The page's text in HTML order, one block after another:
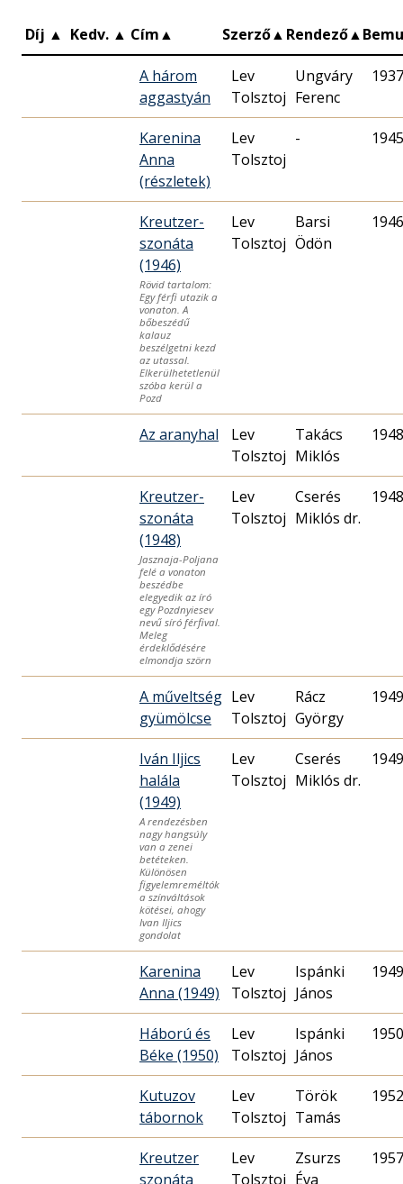
Díj ▲ Kedv. ▲ Cím▲ Szerző▲ Rendező▲
A három
aggastyán
Lev
Tolsztoj
Ungváry
Ferenc
Karenina
Anna
(részletek)
Lev
Tolsztoj
-
Kreutzer-
szonáta
(1946)
Rövid tartalom:
Egy férfi utazik a
vonaton. A
bőbeszédű
kalauz
beszélgetni kezd
az utassal.
Elkerülhetetlenül
szóba kerül a
Pozd
Lev
Tolsztoj
Barsi
Ödön
Az aranyhal
Lev
Tolsztoj
Takács
Miklós
Kreutzer-
szonáta
(1948)
Jasznaja-Poljana
felé a vonaton
beszédbe
elegyedik az író
egy Pozdnyiesev
nevű síró férfival.
Meleg
érdeklődésére
elmondja szörn
Lev
Tolsztoj
Cserés
Miklós dr.
A műveltség
gyümölcse
Lev
Tolsztoj
Rácz
György
Iván Iljics
halála
(1949)
A rendezésben
nagy hangsúly
van a zenei
betéteken.
Különösen
figyelemreméltók
a színváltások
kötései, ahogy
Ivan Iljics
gondolat
Lev
Tolsztoj
Cserés
Miklós dr.
Karenina
Anna (1949)
Lev
Tolsztoj
Ispánki
János
Háború és
Béke (1950)
Lev
Tolsztoj
Ispánki
János
Kutuzov
tábornok
Lev
Tolsztoj
Török
Tamás
Kreutzer
szonáta
Lev
Tolsztoj
Zsurzs
Éva